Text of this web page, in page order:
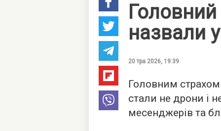
Головний
назвали
20 тра 2026, 19:39
Головним страхом
стали не дрони і
месенджерів та